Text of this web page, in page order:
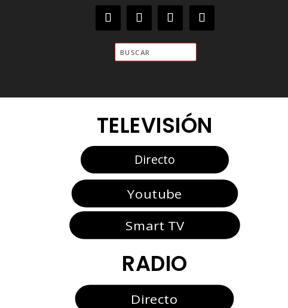
TELEVISIÓN
Directo
Youtube
Smart TV
RADIO
Directo